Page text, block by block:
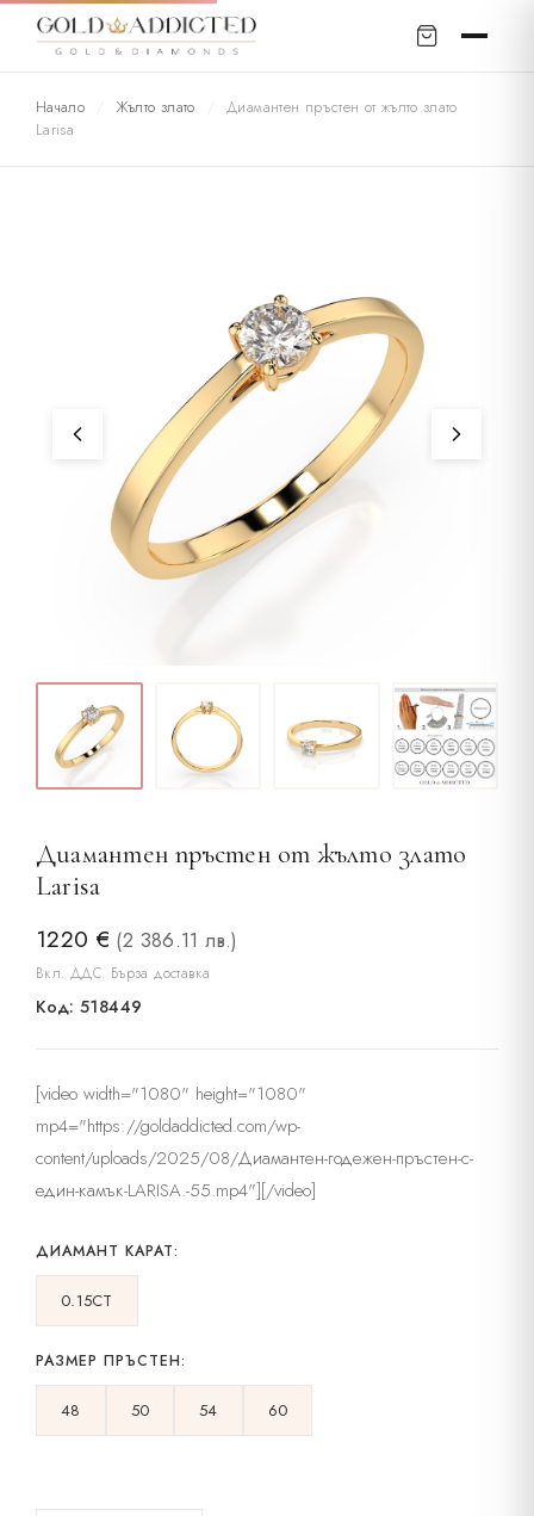
Начало Жълто злато
Диамантен пръстен от жълто злато
Larisa
Диамантен пръстен от жълто злато
Larisa
1220 € (2 386.11 лв.)
Вкл. ДДС. Бърза доставка
Код: 518449
[video width="1080" height="1080"
mp4="https://goldaddicted.com/wp-
content/uploads/2025/08/Диамантен-годежен-пръстен-с-
един-камък-LARISA.-55.mp4"][/video]
ДИАМАНТ КАРАТ:
0.15CT
РАЗМЕР ПРЪСТЕН:
48 50 54 60